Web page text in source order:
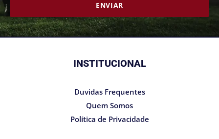
ENVIAR
INSTITUCIONAL
Duvidas Frequentes
Quem Somos
Política de Privacidade